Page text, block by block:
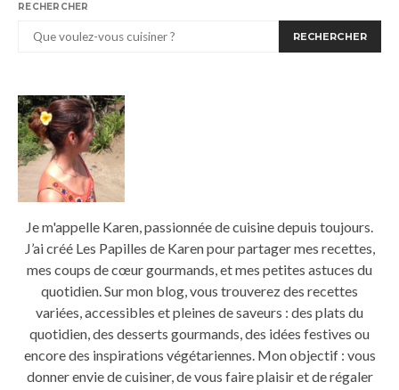
RECHERCHER
RECHERCHER
Je m'appelle Karen, passionnée de cuisine depuis toujours.
J’ai créé Les Papilles de Karen pour partager mes recettes,
mes coups de cœur gourmands, et mes petites astuces du
quotidien. Sur mon blog, vous trouverez des recettes
variées, accessibles et pleines de saveurs : des plats du
quotidien, des desserts gourmands, des idées festives ou
encore des inspirations végétariennes. Mon objectif : vous
donner envie de cuisiner, de vous faire plaisir et de régaler